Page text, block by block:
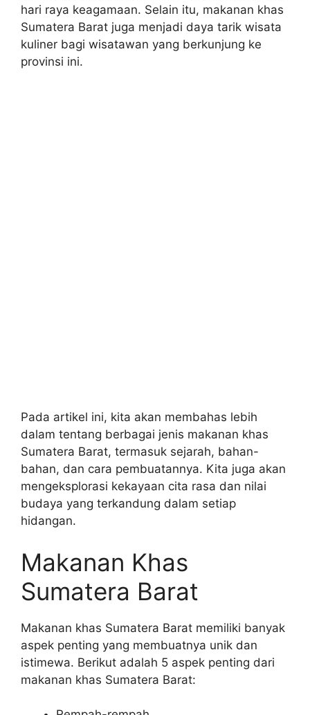
hari raya keagamaan. Selain itu, makanan khas
Sumatera Barat juga menjadi daya tarik wisata
kuliner bagi wisatawan yang berkunjung ke
provinsi ini.
Pada artikel ini, kita akan membahas lebih
dalam tentang berbagai jenis makanan khas
Sumatera Barat, termasuk sejarah, bahan-
bahan, dan cara pembuatannya. Kita juga akan
mengeksplorasi kekayaan cita rasa dan nilai
budaya yang terkandung dalam setiap
hidangan.
Makanan Khas
Sumatera Barat
Makanan khas Sumatera Barat memiliki banyak
aspek penting yang membuatnya unik dan
istimewa. Berikut adalah 5 aspek penting dari
makanan khas Sumatera Barat: